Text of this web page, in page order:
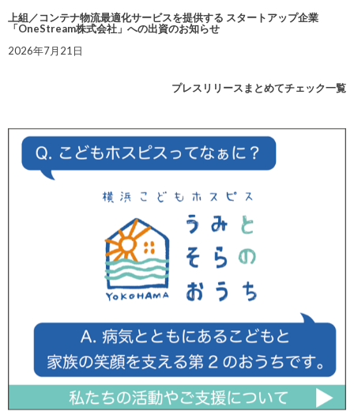
上組／コンテナ物流最適化サービスを提供する スタートアップ企業
「OneStream株式会社」への出資のお知らせ
2026年7月21日
プレスリリースまとめてチェック一覧